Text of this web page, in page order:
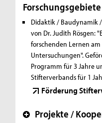
Forschungsgebiete
Didaktik / Baudynamik
von Dr. Judith Rösgen:
forschenden Lernen
Untersuchungen".
Programm für 3 Jahre
Stifterverbands für 1
Förderung
+ Projekte /